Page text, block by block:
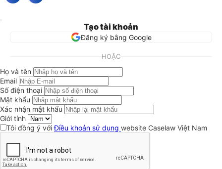
Tạo tài khoản
Đăng ký bằng Google
HOẶC
Họ và tên
Email
Số điện thoại
Mật khẩu
Xác nhận mật khẩu
Giới tính
Tôi đồng ý vớiĐiều khoản sử dụng website Caselaw Việt Nam